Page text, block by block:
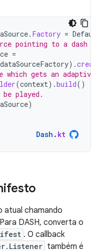
. Factory =
pointing to a dash
=
dataSourceFactory).
which gets an
(context).build()
played.
)
Dash . kt
atual chamando
DASH, converta o
. O callback
também é